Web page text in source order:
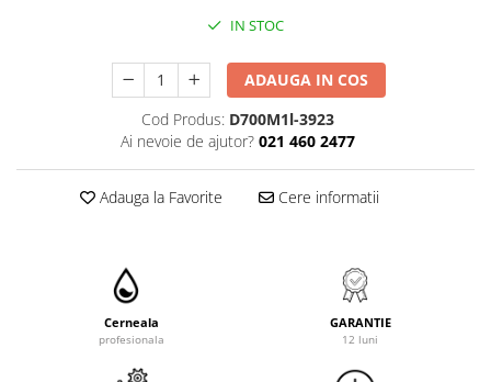
IN STOC
ADAUGA IN COS
Cod Produs: D700M1l-3923
Ai nevoie de ajutor? 021 460 2477
Adauga la Favorite Cere informatii
Cerneala
profesionala
GARANTIE
12 luni